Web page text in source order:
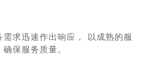
求迅速作出响应， 以成熟的服
保服务质量。